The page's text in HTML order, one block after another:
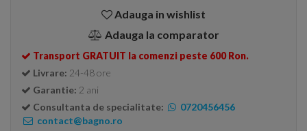
Adauga in wishlist
Adauga la comparator
Transport GRATUIT la comenzi peste 600 Ron.
Livrare: 24-48 ore
Garantie: 2 ani
Consultanta de specialitate:
0720456456
contact@bagno.ro